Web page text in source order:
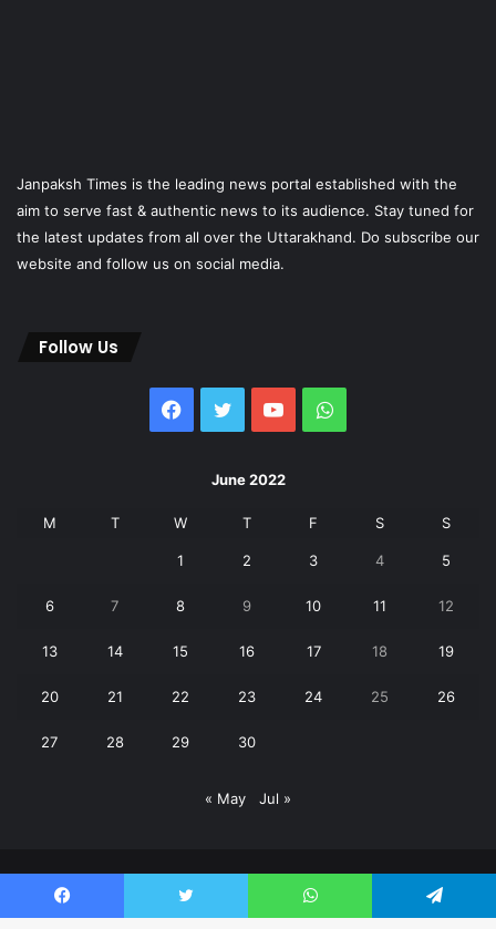
Janpaksh Times is the leading news portal established with the
aim to serve fast & authentic news to its audience. Stay tuned for
the latest updates from all over the Uttarakhand. Do subscribe our
website and follow us on social media.
Follow Us
Facebook
Twitter YouTubeWhatsApp
June 2022
M T W T F S S
1 2 3 4 5
6 7 8 9 10 11 12
13 14 15 16 17 18 19
20 21 22 23 24 25 26
27 28 29 30
« May Jul »
© Copyright 2026, All Rights Reserved | Janpaksh Times |
Facebook Twitter WhatsApp Telegram